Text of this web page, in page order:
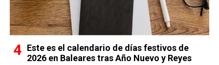
Este es el calendario de días festivos de
2026 en Baleares tras Año Nuevo y Reyes